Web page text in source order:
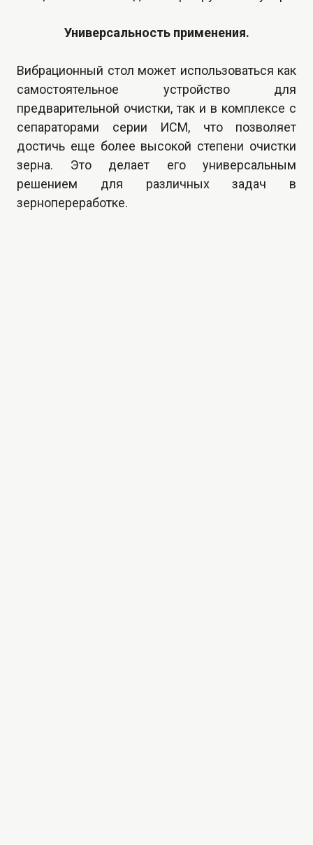
Универсальность применения.
Вибрационный стол может использоваться как
самостоятельное устройство для
предварительной очистки, так и в комплексе с
сепараторами серии ИСМ, что позволяет
достичь еще более высокой степени очистки
зерна. Это делает его универсальным
решением для различных задач в
зернопереработке.